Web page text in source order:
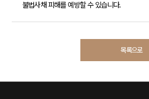
불법사채 피해를 예방할 수 있습니다.
목록으로